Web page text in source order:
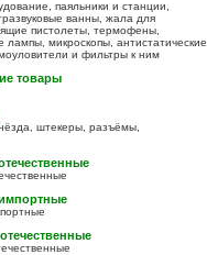
паяльники и станции,
ванны, жала для
пистолеты, термофены,
лампы, микроскопы, антистатические
и фильтры к ним
товары
штекеры, разъёмы,